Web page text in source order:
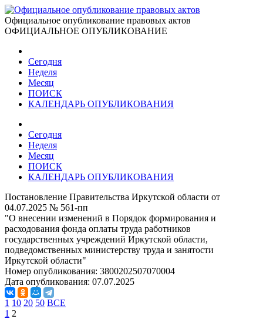
Официальное опубликование правовых актов
ОФИЦИАЛЬНОЕ ОПУБЛИКОВАНИЕ
Сегодня
Неделя
Месяц
ПОИСК
КАЛЕНДАРЬ ОПУБЛИКОВАНИЯ
Сегодня
Неделя
Месяц
ПОИСК
КАЛЕНДАРЬ ОПУБЛИКОВАНИЯ
Постановление Правительства Иркутской области от
04.07.2025 № 561-пп
"О внесении изменений в Порядок формирования и
расходования фонда оплаты труда работников
государственных учреждений Иркутской области,
подведомственных министерству труда и занятости
Иркутской области"
Номер опубликования: 3800202507070004
Дата опубликования: 07.07.2025
1 10 20 50 ВСЕ
1 2